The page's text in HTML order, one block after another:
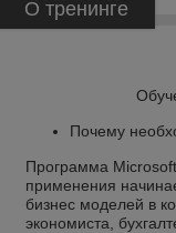
О тренинге
Почему
Программа
применения
бизнес моделей в
экономиста,